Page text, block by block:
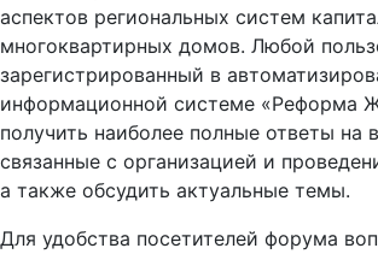
аспектов региональных систем
многоквартирных домов. Любой
зарегистрированный в
информационной системе «Реформа
получить наиболее полные ответы на
связанные с организацией и
а также обсудить актуальные темы.
Для удобства посетителей форума